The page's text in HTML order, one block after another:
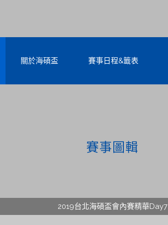
關於海碩盃 賽事日程&籤表
賽事圖輯
2019台北海碩盃會內賽精華Day7